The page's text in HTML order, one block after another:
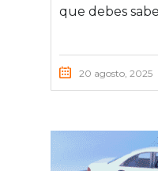
que debes
20 agosto, 2025